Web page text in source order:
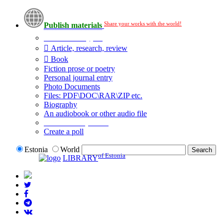
Publish materials Share your works with the world!
Article, research, review
Book
Fiction prose or poetry
Personal journal entry
Photo Documents
Files: PDF\DOC\RAR\ZIP etc.
Biography
An audiobook or other audio file
Create a poll
Estonia
World
LIBRARYof Estonia